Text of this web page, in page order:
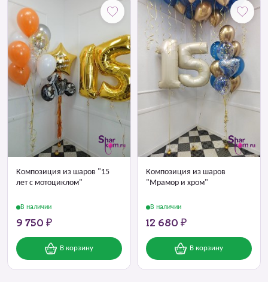
Композиция из шаров "15
лет с мотоциклом"
В наличии
9 750 ₽
В корзину
Композиция из шаров
"Мрамор и хром"
В наличии
12 680 ₽
В корзину